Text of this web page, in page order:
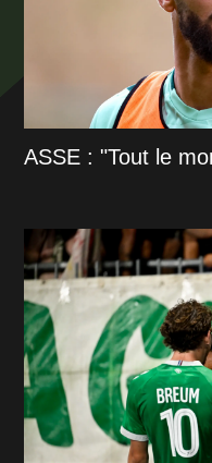
ASSE : "Tout le